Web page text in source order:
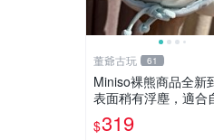
董爺古玩 61
Miniso裸熊商品全新
表面稍有浮塵，適合
藏嚴選款。 裸熊 商品
玩偶
$319